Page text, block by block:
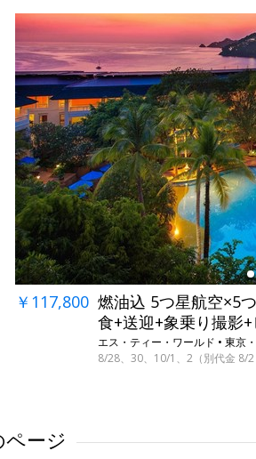
→
←
￥117,800 燃油込 5つ星航空×5
食+送迎+象乗り撮影
エス・ティー・ワールド • 東京
8/28、30、10/1、2（別代金 8/
ページ